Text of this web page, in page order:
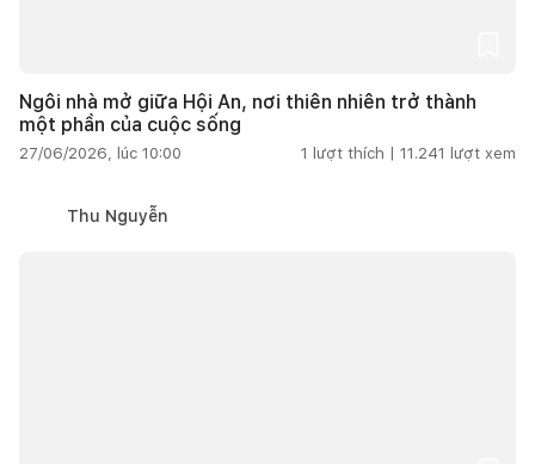
Ngôi nhà mở giữa Hội An, nơi thiên nhiên trở thành
một phần của cuộc sống
27/06/2026, lúc 10:00 1 lượt thích | 11.241 lượt xem
Thu Nguyễn